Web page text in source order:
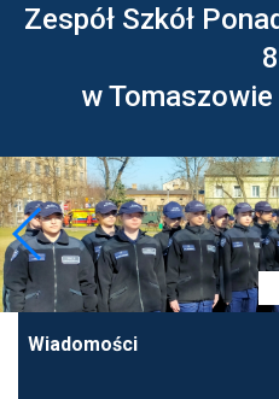
Zespół Szkół
8
w
Wiadomości